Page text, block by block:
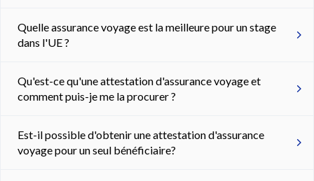
Quelle assurance voyage est la meilleure pour un stage
dans l'UE ?
Qu'est-ce qu'une attestation d'assurance voyage et
comment puis-je me la procurer ?
Est-il possible d'obtenir une attestation d'assurance
voyage pour un seul bénéficiaire?